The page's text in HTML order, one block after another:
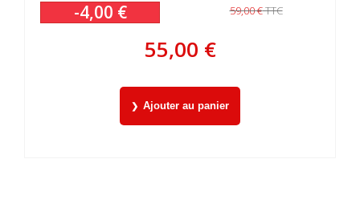
-4,00 € 59,00 €TTC
55,00 €
Ajouter au panier